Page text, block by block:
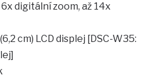
digitální zoom, až 14x
cm) LCD displej [DSC-W35: